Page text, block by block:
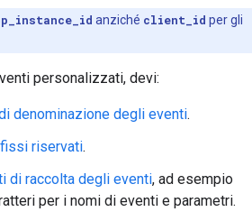
anziché client_id per gli
personalizzati, devi:
denominazione degli eventi.
riservati.
di raccolta degli eventi, ad esempio
per i nomi di eventi e parametri.